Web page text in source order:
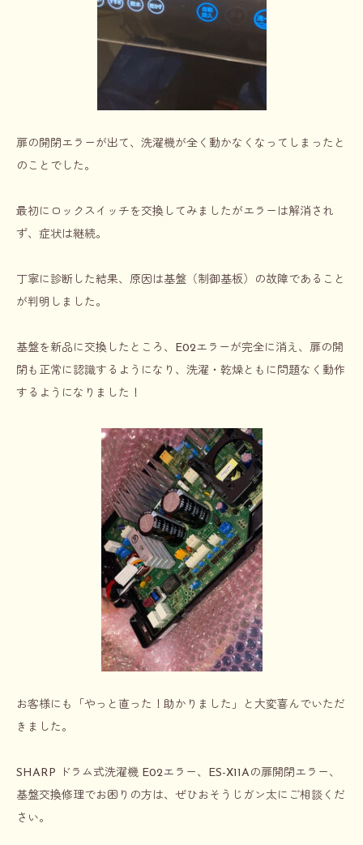
扉の開閉エラーが出て、洗濯機が全く動かなくなってしまったと
のことでした。
最初に ロックスイッチ を交換してみましたがエラーは解消され
ず、症状は継続。
丁寧に診断した結果、原因は基盤（制御基板）の故障であること
が判明しました。
基盤を新品に交換したところ、E02エラーが完全に消え、扉の開
閉も正常に認識するようになり、洗濯・乾燥ともに問題なく動作
するようになりました！
お客様にも「やっと直った！助かりました」と大変喜んでいただ
きました。
SHARP ドラム式洗濯機 E02エラー 、ES-X11Aの扉開閉エラー、
基盤交換修理でお困りの方は、ぜひおそうじガン太にご相談くだ
さい。